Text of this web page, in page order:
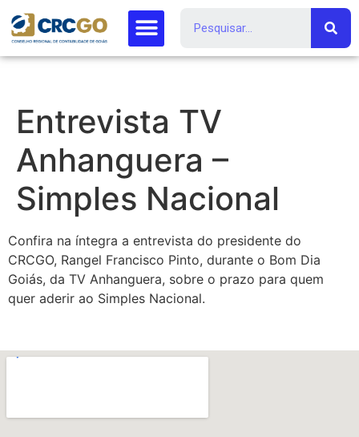
Entrevista TV
Anhanguera –
Simples Nacional
Confira na íntegra a entrevista do presidente do
CRCGO, Rangel Francisco Pinto, durante o Bom Dia
Goiás, da TV Anhanguera, sobre o prazo para quem
quer aderir ao Simples Nacional.